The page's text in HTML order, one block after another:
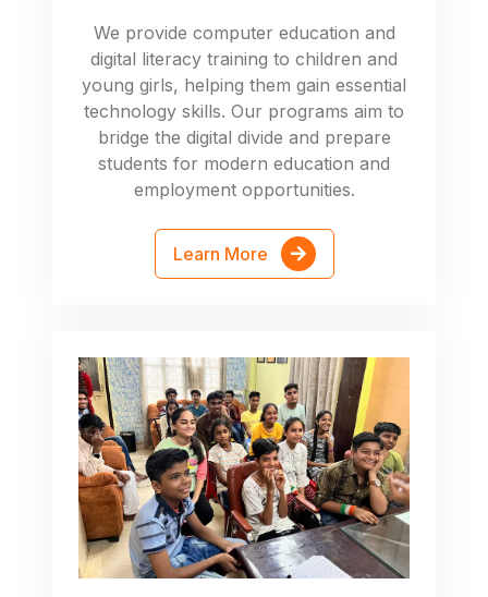
We provide computer education and
digital literacy training to children and
young girls, helping them gain essential
technology skills. Our programs aim to
bridge the digital divide and prepare
students for modern education and
employment opportunities.
Learn More